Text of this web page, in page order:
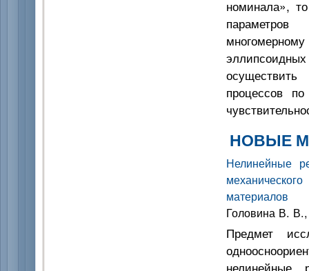
номинала»,
эллипсоидных
процессов
НОВЫЕ
Нелинейные
материалов
Головина В.
Предмет
нелинейные